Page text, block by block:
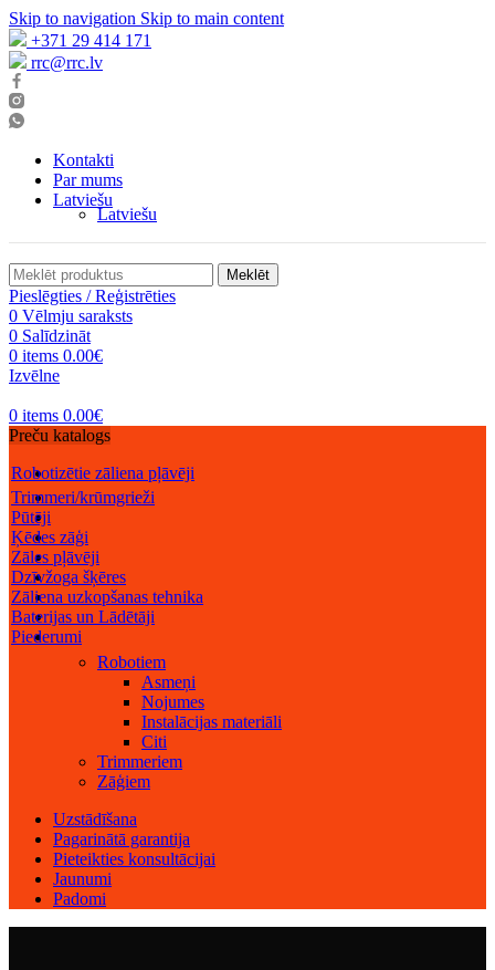
Skip to navigation Skip to main content
+371 29 414 171
rrc@rrc.lv
Kontakti
Par mums
Latviešu
Latviešu
Meklēt
Pieslēgties / Reģistrēties
0 Vēlmju saraksts
0 Salīdzināt
0 items 0.00€
Izvēlne
0 items 0.00€
Preču katalogs
Robotizētie zāliena pļāvēji
Trimmeri/krūmgrieži
Pūtēji
Ķēdes zāģi
Zāles pļāvēji
Dzīvžoga šķēres
Zāliena uzkopšanas tehnika
Baterijas un Lādētāji
Piederumi
Robotiem
Asmeņi
Nojumes
Instalācijas materiāli
Citi
Trimmeriem
Zāģiem
Uzstādīšana
Pagarinātā garantija
Pieteikties konsultācijai
Jaunumi
Padomi